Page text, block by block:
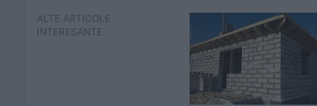
ALTE ARTICOLE
INTERESANTE